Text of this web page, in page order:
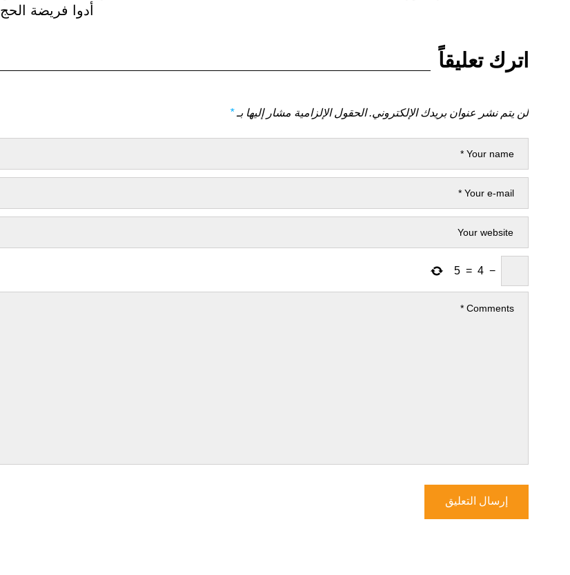
أدوا فريضة الحج
اترك تعليقاً
لن يتم نشر عنوان بريدك الإلكتروني. الحقول الإلزامية مشار إليها بـ*
−
4
=
5